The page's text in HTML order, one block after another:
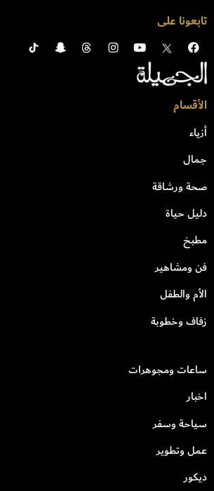
تابعونا على
الأقسام
أزياء
جمال
صحة ورشاقة
دليل حياة
مطبخ
فن ومشاهير
الأم والطفل
زفاف وخطوبة
ساعات ومجوهرات
اخبار
سياحة وسفر
عمل وتطوير
ديكور